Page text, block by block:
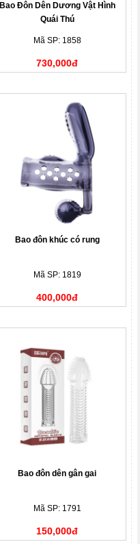
Bao Đôn Dên Dương Vật Hình
Quái Thú
Mã SP: 1858
730,000đ
Bao đôn khúc có rung
Mã SP: 1819
400,000đ
Bao đôn dên gân gai
Mã SP: 1791
150,000đ